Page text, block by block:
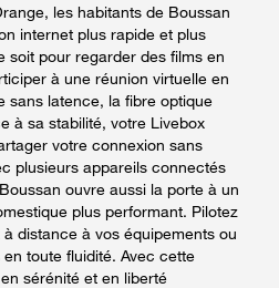
les habitants de Boussan
internet plus rapide et plus
soit pour regarder des films en
à une réunion virtuelle en
sans latence, la fibre optique
à sa stabilité, votre Livebox
votre connexion sans
plusieurs appareils connectés
ouvre aussi la porte à un
plus performant. Pilotez
distance à vos équipements ou
toute fluidité. Avec cette
sérénité et en liberté